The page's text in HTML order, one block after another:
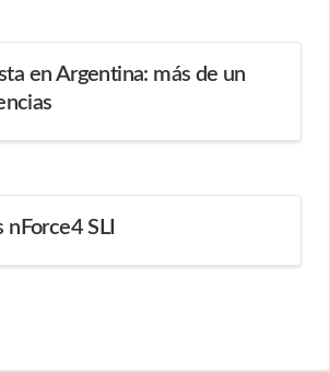
en Argentina: más de un
nForce4 SLI